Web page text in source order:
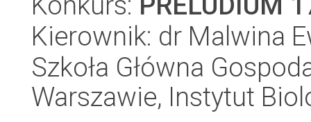
Kierownik: dr Malwina
Szkoła Główna
Warszawie, Instytut